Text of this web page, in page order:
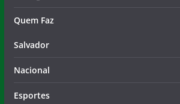
Quem Faz
Salvador
Nacional
Esportes